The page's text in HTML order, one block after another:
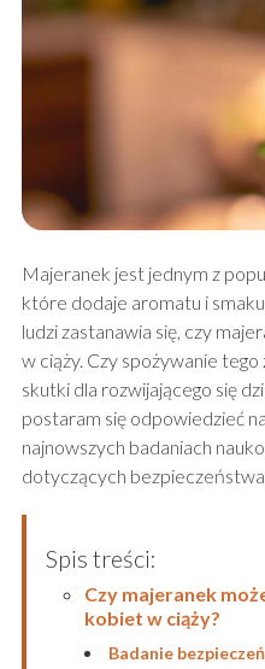
Majeranek jest jednym z
które dodaje aromatu i
ludzi zastanawia się, czy
w ciąży. Czy spożywanie
skutki dla rozwijającego się
postaram się odpowiedzieć
najnowszych badaniach
dotyczących
Spis treści:
Czy majeranek
kobiet w ciąży?
Badanie